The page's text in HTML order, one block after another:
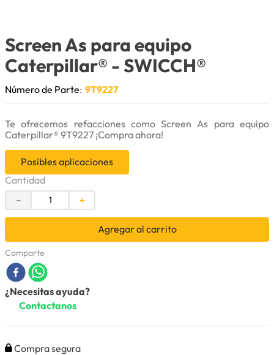
Screen As para equipo
Caterpillar® - SWICCH®
Número de Parte: 9T9227
Te ofrecemos refacciones como Screen As para equipo
Caterpillar® 9T9227 ¡Compra ahora!
Posibles aplicaciones
Cantidad
＋
－
Agregar al carrito
Comparte
¿Necesitas ayuda?
Contactanos
Compra segura